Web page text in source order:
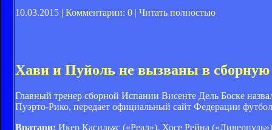
10.03.2015 | Комментарии: 0 | Читать полностью
Хави и Пуйоль не вызваны в
Главный тренер сборной Испании Висенте Дель Боске
Пуэрто-Рико, передает официальный сайт Федерации
Вратари: Икер Касильяс («Реал»), Хосе Рейна